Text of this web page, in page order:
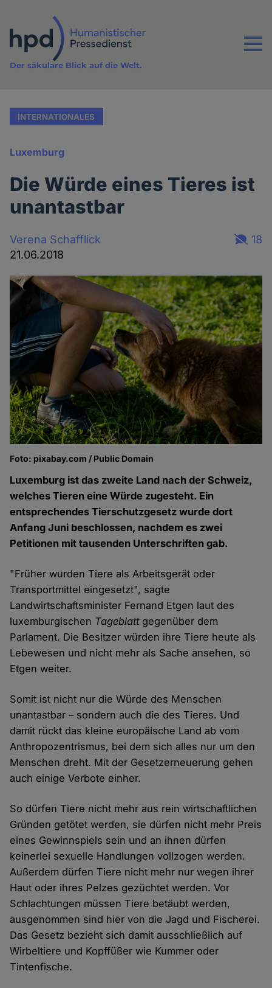
Inhalt
Menu
Der säkulare Blick auf die Welt.
INTERNATIONALES
Luxemburg
Die Würde eines Tieres ist
unantastbar
Verena Schafflick
21.06.2018
18
Foto: pixabay.com / Public Domain
Luxemburg ist das zweite Land nach der Schweiz,
welches Tieren eine Würde zugesteht. Ein
entsprechendes Tierschutzgesetz wurde dort
Anfang Juni beschlossen, nachdem es zwei
Petitionen mit tausenden Unterschriften gab.
"Früher wurden Tiere als Arbeitsgerät oder
Transportmittel eingesetzt", sagte
Landwirtschaftsminister Fernand Etgen laut des
luxemburgischen Tageblattgegenüber dem
Parlament. Die Besitzer würden ihre Tiere heute als
Lebewesen und nicht mehr als Sache ansehen, so
Etgen weiter.
Somit ist nicht nur die Würde des Menschen
unantastbar – sondern auch die des Tieres. Und
damit rückt das kleine europäische Land ab vom
Anthropozentrismus, bei dem sich alles nur um den
Menschen dreht. Mit der Gesetzerneuerung gehen
auch einige Verbote einher.
So dürfen Tiere nicht mehr aus rein wirtschaftlichen
Gründen getötet werden, sie dürfen nicht mehr Preis
eines Gewinnspiels sein und an ihnen dürfen
keinerlei sexuelle Handlungen vollzogen werden.
Außerdem dürfen Tiere nicht mehr nur wegen ihrer
Haut oder ihres Pelzes gezüchtet werden. Vor
Schlachtungen müssen Tiere betäubt werden,
ausgenommen sind hier von die Jagd und Fischerei.
Das Gesetz bezieht sich damit ausschließlich auf
Wirbeltiere und Kopffüßer wie Kummer oder
Tintenfische.